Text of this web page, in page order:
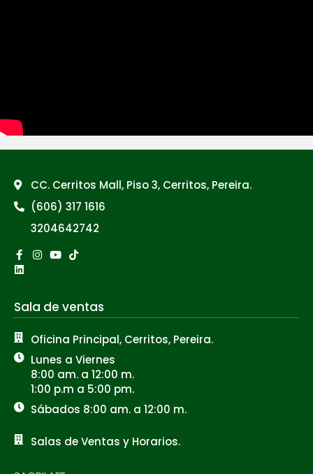
CC. Cerritos Mall, Piso 3, Cerritos, Pereira.
(606) 317 1616
3204642742
Facebook-
f
Instagram
Youtube
Tiktok
Linkedin
Sala de ventas
Oficina Principal, Cerritos, Pereira.
Lunes a Viernes
8:00 am. a 12:00 m.
1:00 p.m a 5:00 pm.
Sábados 8:00 am. a 12:00 m.
Salas de Ventas y Horarios.